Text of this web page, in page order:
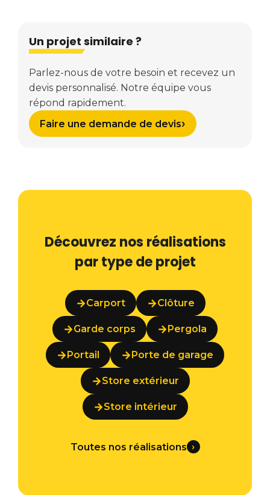
Un projet similaire ?
Parlez-nous de votre besoin et recevez un
devis personnalisé. Notre équipe vous
répond rapidement.
Faire une demande de devis›
Découvrez nos réalisations
par type de projet
→Carport →Clôture
→Garde corps → Pergola
→ Portail → Porte de garage
→Store extérieur
→Store intérieur
Toutes nos réalisations ›